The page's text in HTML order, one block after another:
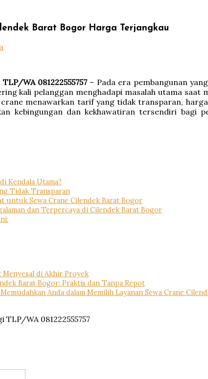
Barat Bogor Harga Terjangkau
WA 081222555757– Pada era pembangunan
kali pelanggan menghadapi masalah utama
crane menawarkan tarif yang tidak transparan,
kebingungan dan kekhawatiran tersendiri bagi
Kendala Utama?
Tidak Transparan
untuk Sewa Crane Cilendek Barat Bogor
dan Terpercaya di Cilendek Barat Bogor
Menyesal di Akhir Proyek
Barat Bogor: Praktis dan Tanpa Repot
Anda dalam Memilih Layanan Sewa Crane